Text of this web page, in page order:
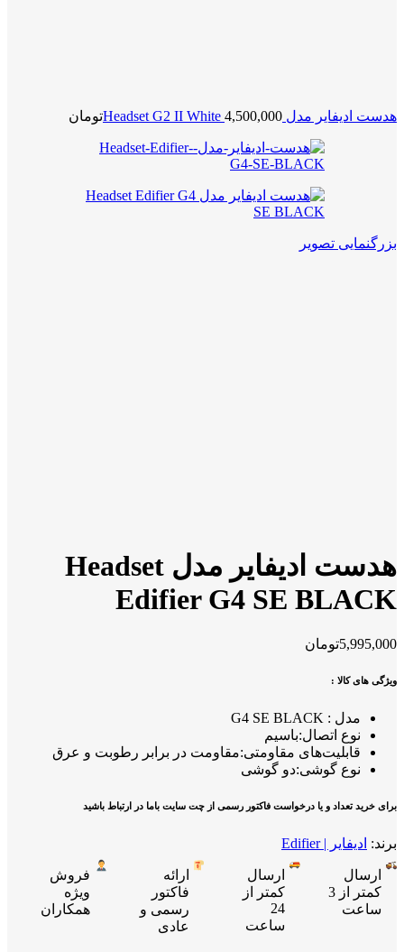
هدست ادیفایر مدل Headset G2 II White 4,500,000 تومان
بزرگنمایی تصویر
هدست ادیفایر مدل Headset
Edifier G4 SE BLACK
5,995,000تومان
ویژگی های کالا :
مدل : G4 SE BLACK
نوع اتصال:باسیم
قابلیت‌های مقاومتی:مقاومت در برابر رطوبت و عرق
نوع گوشی:دو گوشی
برای خرید تعداد و یا درخواست فاکتور رسمی از چت سایت باما در ارتباط باشید
برند: ادیفایر | Edifier
ارسال
کمتر از 3
ساعت
ارسال
کمتر از
24
ساعت
ارائه
فاکتور
رسمی و
عادی
فروش
ویژه
همکاران